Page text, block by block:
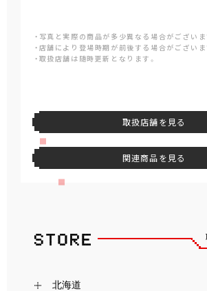
・写真と実際の商品が多少異なる場合がございま
・店舗により登場時期が前後する場合がございま
・取扱店舗は随時更新となります。
取扱店舗を見る
関連商品を見る
北海道